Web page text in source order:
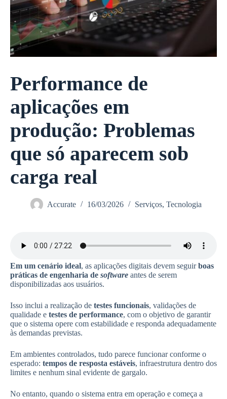
Performance de
aplicações em
produção: Problemas
que só aparecem sob
carga real
Accurate 16/03/2026 Serviços, Tecnologia
Em um cenário ideal, as aplicações digitais devem seguirboas
práticas de engenharia de software antes de serem
disponibilizadas aos usuários.
Isso inclui a realização de testes funcionais, validações de
qualidade e testes de performance, com o objetivo de garantir
que o sistema opere com estabilidade e responda adequadamente
às demandas previstas.
Em ambientes controlados, tudo parece funcionar conforme o
esperado: tempos de resposta estáveis, infraestrutura dentro dos
limites e nenhum sinal evidente de gargalo.
No entanto, quando o sistema entra em operação e começa a